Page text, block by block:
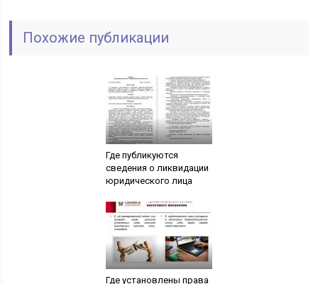
Похожие публикации
Где публикуются
сведения о ликвидации
юридического лица
Где установлены права